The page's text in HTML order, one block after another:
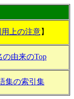
用上の注意】
の由来のTop
集の索引集